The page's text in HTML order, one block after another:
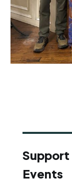
Support
Events